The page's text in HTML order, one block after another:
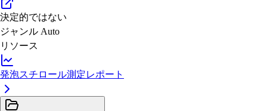
決定的ではない
ジャンル Auto
リソース
発泡スチロール測定レポート